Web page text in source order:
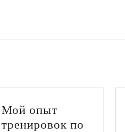
Мой опыт
тренировок по